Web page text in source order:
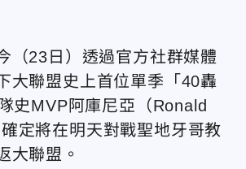
（23日）透過官方社群媒體
大聯盟史上首位單季「40轟
史MVP阿庫尼亞（Ronald
定將在明天對戰聖地牙哥教
大聯盟。